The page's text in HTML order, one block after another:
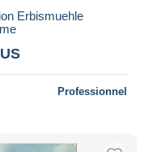
Erbismuehle
Professionnel